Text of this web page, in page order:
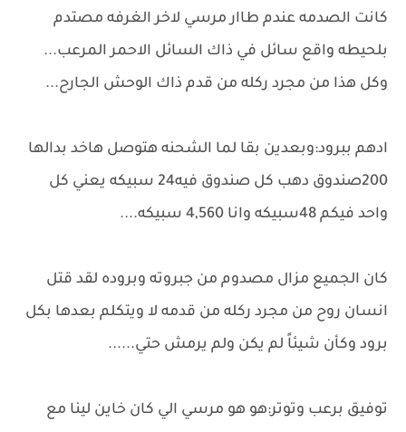
كانت الصدمه عندم طاار مرسي لاخر الغرفه مصتدم
بلحيطه واقع سائل في ذاك السائل الاحمر المرعب...
وكل هذا من مجرد ركله من قدم ذاك الوحش الجارح...
ادهم ببرود:وبعدين بقا لما الشحنه هتوصل هاخد بدالها
200صندوق دهب كل صندوق فيه24 سبيكه يعني كل
واحد فيكم 48سبيكه وانا 4,560 سبيكه....
كان الجميع مزال مصدوم من جبروته وبروده لقد قتل
انسان روح من مجرد ركله من قدمه لا ويتكلم بعدها بكل
برود وكأن شيئاً لم يكن ولم يرمش حتي......
توفيق برعب وتوتر:هو هو مرسي الي كان خاين لينا مع